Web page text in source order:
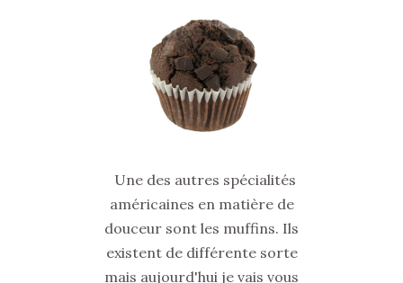
Une des autres spécialités
américaines en matière de
douceur sont les muffins. Ils
existent de différente sorte
mais aujourd'hui je vais vous